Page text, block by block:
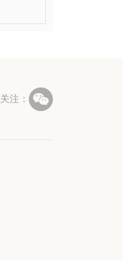
关注： 